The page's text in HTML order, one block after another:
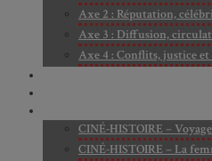
Axe 2 : Réputation,
Axe 3 : Diffusion,
Axe 4 : Conflits, justice
CINÉ-HISTOIRE –
CINÉ-HISTOIRE – La